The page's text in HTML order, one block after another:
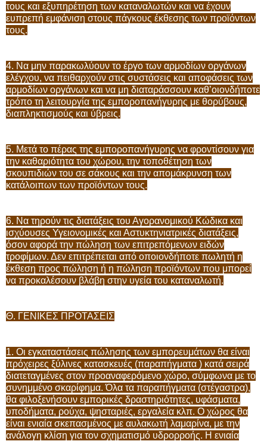
τους και εξυπηρέτηση των καταναλωτών και να έχουν
ευπρεπή εμφάνιση στους πάγκους έκθεσης των προϊόντων
τους.
4. Να μην παρακωλύουν το έργο των αρμοδίων οργάνων
ελέγχου, να πειθαρχούν στις συστάσεις και αποφάσεις των
αρμοδίων οργάνων και να μη διαταράσσουν καθ’οιονδήποτε
τρόπο τη λειτουργία της εμποροπανήγυρης με θορύβους,
διαπληκτισμούς και ύβρεις.
5. Μετά το πέρας της εμποροπανήγυρης να φροντίσουν για
την καθαριότητα του χώρου, την τοποθέτηση των
σκουπιδιών του σε σάκους και την απομάκρυνση των
κατάλοιπων των προϊόντων τους.
6. Να τηρούν τις διατάξεις του Αγορανομικού Κώδικα και
ισχύουσες Υγειονομικές και Αστυκτηνιατρικές διατάξεις,
όσον αφορά την πώληση των επιτρεπόμενων ειδών
τροφίμων. Δεν επιτρέπεται από οποιονδήποτε πωλητή η
έκθεση προς πώληση ή η πώληση προϊόντων που μπορεί
να προκαλέσουν βλάβη στην υγεία του καταναλωτή.
Θ. ΓΕΝΙΚΕΣ ΠΡΟΤΑΣΕΙΣ
1. Οι εγκαταστάσεις πώλησης των εμπορευμάτων θα είναι
πρόχειρες ξύλινες κατασκευές (παραπήγματα ) κατά σειρά
διατεταγμένες στον προαναφερόμενο χώρο, σύμφωνα με το
συνημμένο σκαρίφημα. Όλα τα παραπήγματα (στέγαστρα),
θα φιλοξενήσουν εμπορικές δραστηριότητες, υφάσματα,
υποδήματα, ρούχα, ψησταριές, εργαλεία κλπ. Ο χώρος θα
είναι ενιαία σκεπασμένος με αυλακωτή λαμαρίνα, με την
ανάλογη κλίση για τον σχηματισμό υδρορροής. Η ενιαία